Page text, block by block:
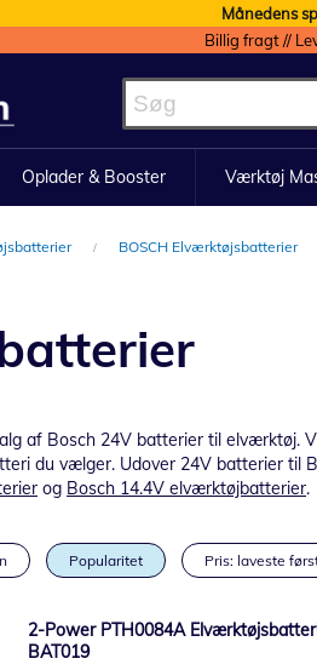
Månedens
Billig fragt //
Oplader & Booster Værktøj
BOSCH Elværktøjsbatterier
af Bosch 24V batterier til elværktøj.
du vælger. Udover 24V batterier
og Bosch 14.4V elværktøjbatterier.
Popularitet Pris: laveste
2-Power PTH0084A
BAT019